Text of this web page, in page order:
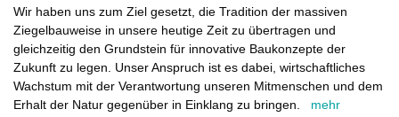
Wir haben uns zum Ziel gesetzt, die Tradition der massiven
Ziegelbauweise in unsere heutige Zeit zu übertragen und
gleichzeitig den Grundstein für innovative Baukonzepte der
Zukunft zu legen. Unser Anspruch ist es dabei, wirtschaftliches
Wachstum mit der Verantwortung unseren Mitmenschen und dem
Erhalt der Natur gegenüber in Einklang zu bringen. mehr